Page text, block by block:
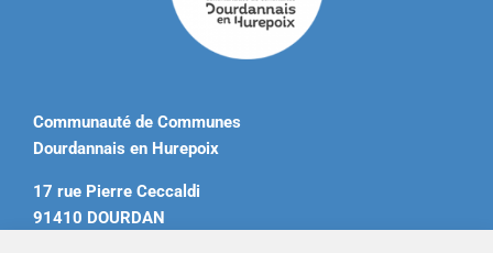
Communauté de Communes
Dourdannais en Hurepoix
17 rue Pierre Ceccaldi
91410 DOURDAN